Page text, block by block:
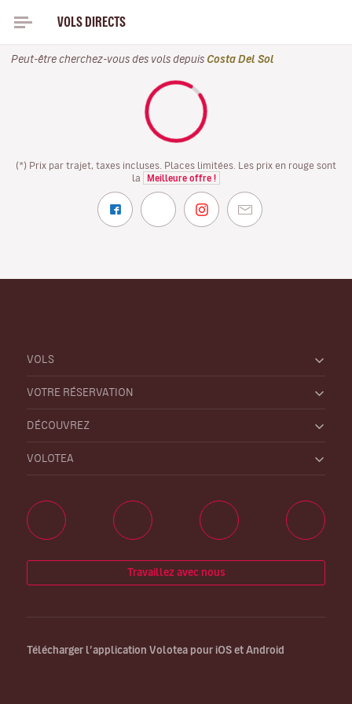
VOLS DIRECTS
POUR L'ETÉ, VOLS EN JUIN 2027 À PARTIR DE
Peut-être cherchez-vous des vols depuis Costa Del Sol
(*) Prix par trajet, taxes incluses. Places limitées. Les prix en rouge sont
la
Meilleure offre !
VOLS
VOTRE RÉSERVATION
DÉCOUVREZ
VOLOTEA
Travaillez avec nous
Télécharger l’application Volotea pour iOS et Android